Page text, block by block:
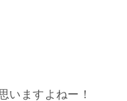
いますよねー！